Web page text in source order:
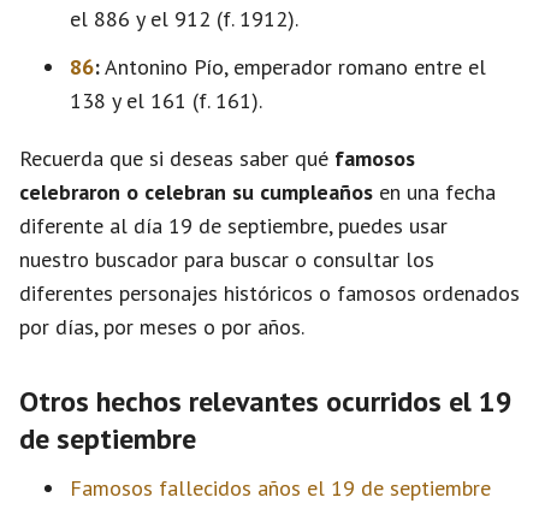
el 886 y el 912 (f. 1912).
86:Antonino Pío, emperador romano entre el
138 y el 161 (f. 161).
Recuerda que si deseas saber qué famosos
celebraron o celebran su cumpleaños en una fecha
diferente al día 19 de septiembre, puedes usar
nuestro buscador para buscar o consultar los
diferentes personajes históricos o famosos ordenados
por días, por meses o por años.
Otros hechos relevantes ocurridos el 19
de septiembre
Famosos fallecidos años el 19 de septiembre